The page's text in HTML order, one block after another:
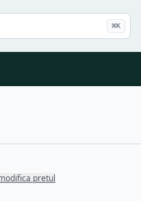
⌘K
pretul